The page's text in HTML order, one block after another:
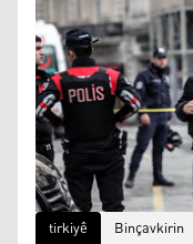
tirkiyê Binçavkirin